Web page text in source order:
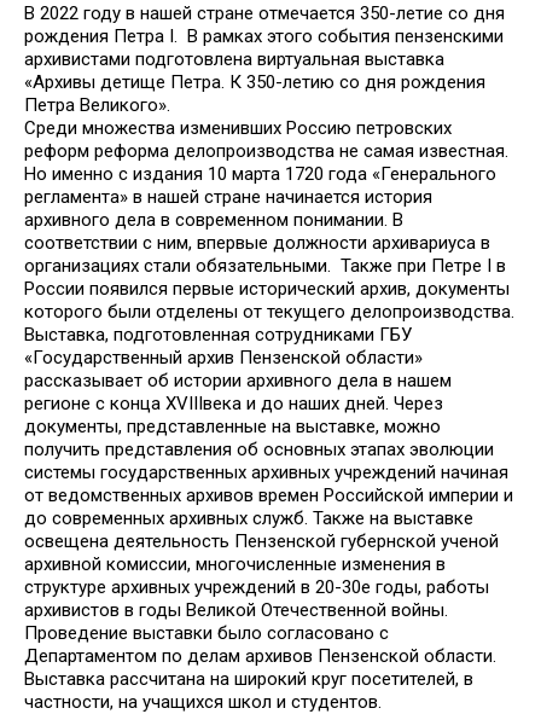
В 2022 году в нашей стране отмечается 350-летие со дня
рождения Петра I. В рамках этого события пензенскими
архивистами подготовлена виртуальная выставка
«Архивы детище Петра. К 350-летию со дня рождения
Петра Великого».
Среди множества изменивших Россию петровских
реформ реформа делопроизводства не самая известная.
Но именно с издания 10 марта 1720 года «Генерального
регламента» в нашей стране начинается история
архивного дела в современном понимании. В
соответствии с ним, впервые должности архивариуса в
организациях стали обязательными. Также при Петре I в
России появился первые исторический архив, документы
которого были отделены от текущего делопроизводства.
Выставка, подготовленная сотрудниками ГБУ
«Государственный архив Пензенской области»
рассказывает об истории архивного дела в нашем
регионе с конца XVIIIвека и до наших дней. Через
документы, представленные на выставке, можно
получить представления об основных этапах эволюции
системы государственных архивных учреждений начиная
от ведомственных архивов времен Российской империи и
до современных архивных служб. Также на выставке
освещена деятельность Пензенской губернской ученой
архивной комиссии, многочисленные изменения в
структуре архивных учреждений в 20-30е годы, работы
архивистов в годы Великой Отечественной войны.
Проведение выставки было согласовано с
Департаментом по делам архивов Пензенской области.
Выставка рассчитана на широкий круг посетителей, в
частности, на учащихся школ и студентов.